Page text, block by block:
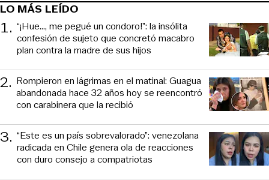
LO MÁS LEÍDO
1. “¡Hue..., me pegué un condoro!”: la insólita
confesión de sujeto que concretó macabro
plan contra la madre de sus hijos
2. Rompieron en lágrimas en el matinal: Guagua
abandonada hace 32 años hoy se reencontró
con carabinera que la recibió
3. “Este es un país sobrevalorado”: venezolana
radicada en Chile genera ola de reacciones
con duro consejo a compatriotas